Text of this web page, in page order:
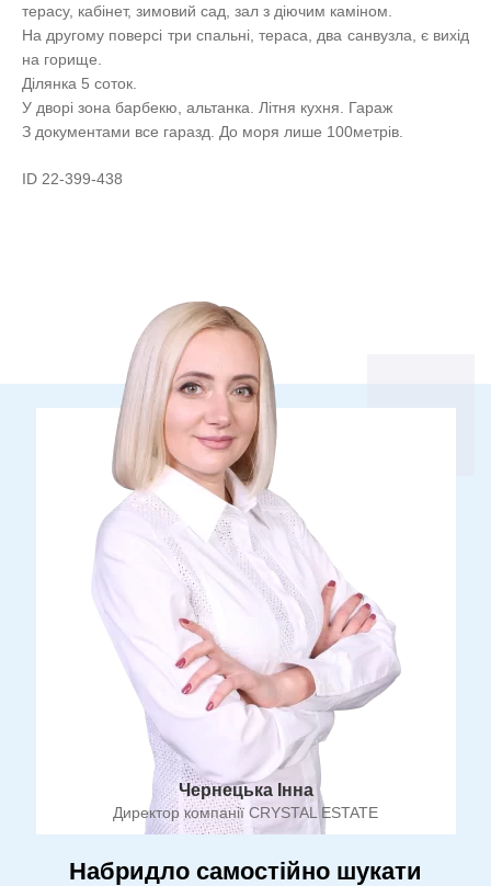
терасу, кабінет, зимовий сад, зал з діючим каміном.
На другому поверсі три спальні, тераса, два санвузла, є вихід
на горище.
Ділянка 5 соток.
У дворі зона барбекю, альтанка. Літня кухня. Гараж
З документами все гаразд. До моря лише 100метрiв.
ID 22-399-438
Чернецька Інна
Директор компанії CRYSTAL ESTATE
Набридло самостійно шукати